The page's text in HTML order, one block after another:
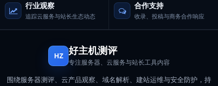
行业观察
追踪云服务与站长生态动态
合作支持
收录、投稿与商务合作响应
HZ 好主机测评
专注服务器、云服务与站长工具内容
围绕服务器测评、云产品观察、域名解析、建站运维与安全防护，持